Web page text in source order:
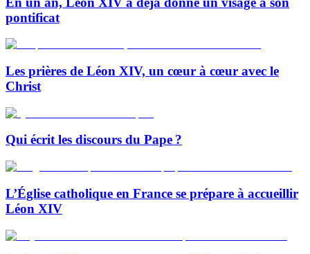
pontificat
Les prières de Léon XIV, un cœur à cœur avec le
Christ
Qui écrit les discours du Pape ?
L’Église catholique en France se prépare à accueillir
Léon XIV